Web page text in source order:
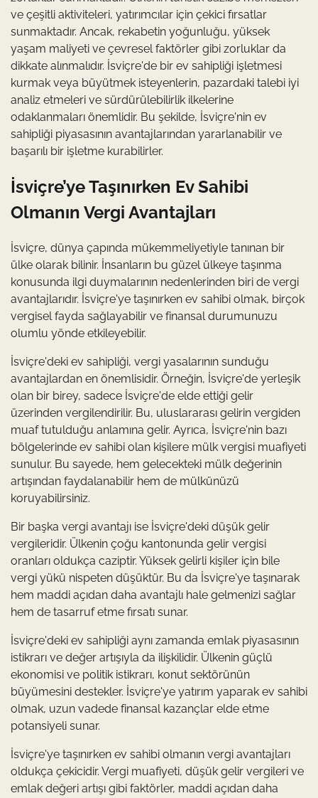
ve çeşitli aktiviteleri, yatırımcılar için çekici fırsatlar
sunmaktadır. Ancak, rekabetin yoğunluğu, yüksek
yaşam maliyeti ve çevresel faktörler gibi zorluklar da
dikkate alınmalıdır. İsviçre'de bir ev sahipliği işletmesi
kurmak veya büyütmek isteyenlerin, pazardaki talebi iyi
analiz etmeleri ve sürdürülebilirlik ilkelerine
odaklanmaları önemlidir. Bu şekilde, İsviçre'nin ev
sahipliği piyasasının avantajlarından yararlanabilir ve
başarılı bir işletme kurabilirler.
İsviçre’ye Taşınırken Ev Sahibi
Olmanın Vergi Avantajları
İsviçre, dünya çapında mükemmeliyetiyle tanınan bir
ülke olarak bilinir. İnsanların bu güzel ülkeye taşınma
konusunda ilgi duymalarının nedenlerinden biri de vergi
avantajlarıdır. İsviçre'ye taşınırken ev sahibi olmak, birçok
vergisel fayda sağlayabilir ve finansal durumunuzu
olumlu yönde etkileyebilir.
İsviçre'deki ev sahipliği, vergi yasalarının sunduğu
avantajlardan en önemlisidir. Örneğin, İsviçre'de yerleşik
olan bir birey, sadece İsviçre'de elde ettiği gelir
üzerinden vergilendirilir. Bu, uluslararası gelirin vergiden
muaf tutulduğu anlamına gelir. Ayrıca, İsviçre'nin bazı
bölgelerinde ev sahibi olan kişilere mülk vergisi muafiyeti
sunulur. Bu sayede, hem gelecekteki mülk değerinin
artışından faydalanabilir hem de mülkünüzü
koruyabilirsiniz.
Bir başka vergi avantajı ise İsviçre'deki düşük gelir
vergileridir. Ülkenin çoğu kantonunda gelir vergisi
oranları oldukça caziptir. Yüksek gelirli kişiler için bile
vergi yükü nispeten düşüktür. Bu da İsviçre'ye taşınarak
hem maddi açıdan daha avantajlı hale gelmenizi sağlar
hem de tasarruf etme fırsatı sunar.
İsviçre'deki ev sahipliği aynı zamanda emlak piyasasının
istikrarı ve değer artışıyla da ilişkilidir. Ülkenin güçlü
ekonomisi ve politik istikrarı, konut sektörünün
büyümesini destekler. İsviçre'ye yatırım yaparak ev sahibi
olmak, uzun vadede finansal kazançlar elde etme
potansiyeli sunar.
İsviçre'ye taşınırken ev sahibi olmanın vergi avantajları
oldukça çekicidir. Vergi muafiyeti, düşük gelir vergileri ve
emlak değeri artışı gibi faktörler, maddi açıdan daha